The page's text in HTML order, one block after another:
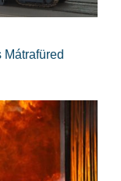
Mátrafüred